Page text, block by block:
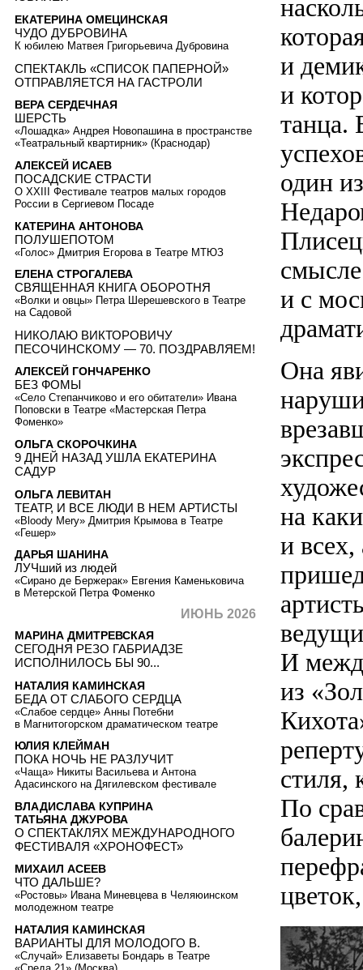
и
и
танца.
один
и с
Она
на
и всех,
И
из
стиля,
По
ЕКАТЕРИНА ОМЕЦИНСКАЯ
ЧУДО ДУБРОВИНА
К юбилею Матвея Григорьевича Дубровина
СПЕКТАКЛЬ «СПИСОК ПАПЕРНОЙ»
ОТПРАВЛЯЕТСЯ НА ГАСТРОЛИ
ВЕРА СЕРДЕЧНАЯ
ШЕРСТЬ
«Лошадка» Андрея Новопашина в пространстве
«Театральный квартирник» (Краснодар)
АЛЕКСЕЙ ИСАЕВ
ПОСАДСКИЕ СТРАСТИ
О XXIII Фестивале театров малых городов
России в Сергиевом Посаде
КАТЕРИНА АНТОНОВА
ПОЛУШЕПОТОМ
«Голос» Дмитрия Егорова в Театре МТЮЗ
ЕЛЕНА СТРОГАЛЕВА
СВЯЩЕННАЯ КНИГА ОБОРОТНЯ
«Волки и овцы» Петра Шерешевского в Театре
на Садовой
НИКОЛАЮ ВИКТОРОВИЧУ
ПЕСОЧИНСКОМУ — 70. ПОЗДРАВЛЯЕМ!
АЛЕКСЕЙ ГОНЧАРЕНКО
БЕЗ ФОМЫ
«Село Степанчиково и его обитатели» Ивана
Поповски в Театре «Мастерская Петра
Фоменко»
ОЛЬГА СКОРОЧКИНА
9 ДНЕЙ НАЗАД УШЛА ЕКАТЕРИНА
САДУР
ОЛЬГА ЛЕВИТАН
ТЕАТР, И ВСЕ ЛЮДИ В НЕМ АРТИСТЫ
«Bloody Mery» Дмитрия Крымова в Театре
«Гешер»
ДАРЬЯ ШАНИНА
ЛУЧший из людей
«Сирано де Бержерак» Евгения Каменьковича
в Метерской Петра Фоменко
ИЮНЬ 2026
МАРИНА ДМИТРЕВСКАЯ
СЕГОДНЯ РЕЗО ГАБРИАДЗЕ
ИСПОЛНИЛОСЬ БЫ 90...
НАТАЛИЯ КАМИНСКАЯ
БЕДА ОТ СЛАБОГО СЕРДЦА
«Слабое сердце» Анны Потебни
в Магнитогорском драматическом театре
ЮЛИЯ КЛЕЙМАН
ПОКА НОЧЬ НЕ РАЗЛУЧИТ
«Чаща» Никиты Васильева и Антона
Адасинского на Дягилевском фестивале
ВЛАДИСЛАВА КУПРИНА
ТАТЬЯНА ДЖУРОВА
О СПЕКТАКЛЯХ МЕЖДУНАРОДНОГО
ФЕСТИВАЛЯ «ХРОНОФЕСТ»
МИХАИЛ АСЕЕВ
ЧТО ДАЛЬШЕ?
«Ростовы» Ивана Миневцева в Челяюинском
молодежном театре
НАТАЛИЯ КАМИНСКАЯ
ВАРИАНТЫ ДЛЯ МОЛОДОГО В.
«Случай» Елизаветы Бондарь в Театре